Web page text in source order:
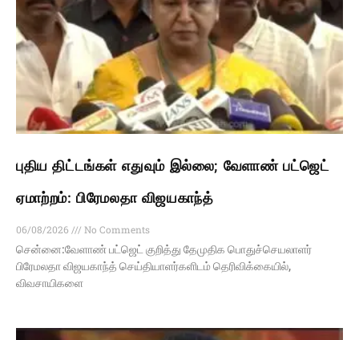
புதிய திட்டங்கள் எதுவும் இல்லை; வேளாண் பட்ஜெட்
ஏமாற்றம்: பிரேமலதா விஜயகாந்த்
06/08/2026
No Comments
சென்னை:வேளாண் பட்ஜெட் குறித்து தேமுதிக பொதுச்செயலாளர்
பிரேமலதா விஜயகாந்த் செய்தியாளர்களிடம் தெரிவிக்கையில்,
விவசாயிகளை